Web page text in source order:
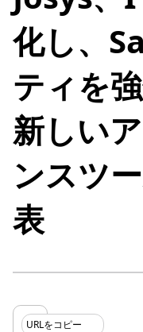
化し、
ティを
新しい
ンスツ
表
URLをコピー